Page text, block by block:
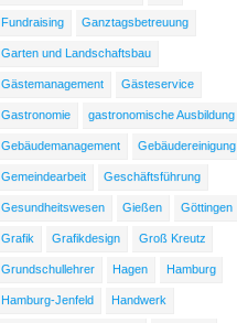
Fundraising Ganztagsbetreuung
Garten und Landschaftsbau
Gästemanagement Gästeservice
Gastronomie gastronomische Ausbildung
Gebäudemanagement Gebäudereinigung
Gemeindearbeit Geschäftsführung
Gesundheitswesen Gießen Göttingen
Grafik Grafikdesign Groß Kreutz
Grundschullehrer Hagen Hamburg
Hamburg-Jenfeld Handwerk